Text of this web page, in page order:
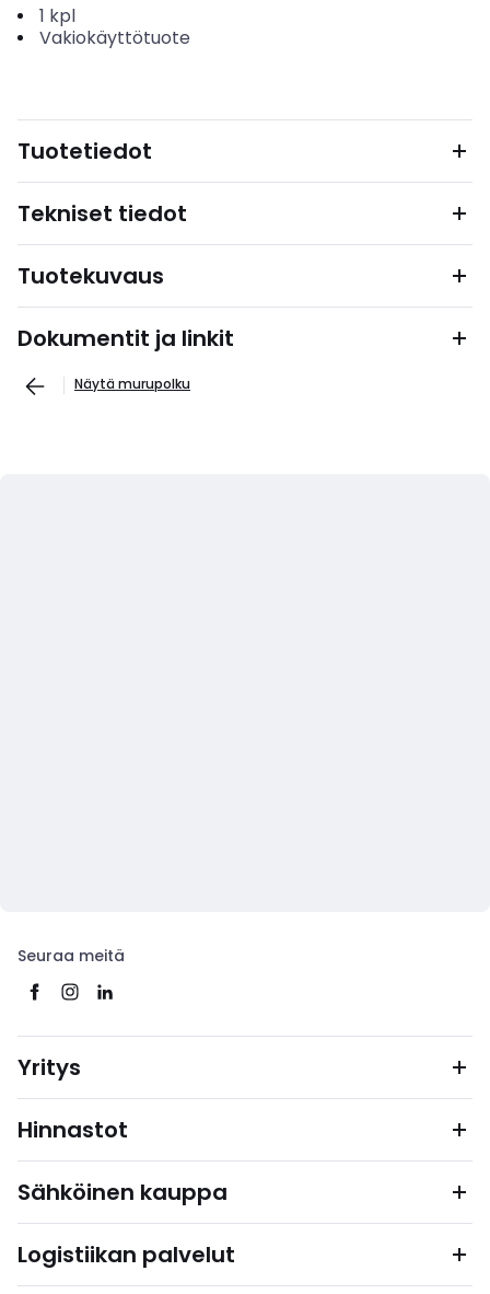
1 kpl
Vakiokäyttötuote
Tuotetiedot
Tekniset tiedot
Tuotekuvaus
Dokumentit ja linkit
Näytä murupolku
Seuraa meitä
Yritys
Hinnastot
Sähköinen kauppa
Logistiikan palvelut